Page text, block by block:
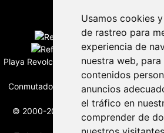
Usamos cookies
de rastreo para
experiencia de
nuestra web,
contenidos
anuncios
el tráfico en
comprender de
Edición digital con
Playa Revolcadero 222 Col. Reforma
CIUDAD DE
Conmutador CIUDAD DE MEXICO
© 2000-2026 BURO DE
Todos los derechos